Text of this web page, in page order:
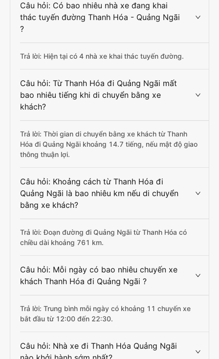
Câu hỏi: Có bao nhiêu nhà xe đang khai
thác tuyến đường Thanh Hóa - Quảng Ngãi
?
Trả lời: Hiện tại có 4 nhà xe khai thác tuyến đường.
Câu hỏi: Từ Thanh Hóa đi Quảng Ngãi mất
bao nhiêu tiếng khi di chuyển bằng xe
khách?
Trả lời: Thời gian di chuyển bằng xe khách từ Thanh
Hóa đi Quảng Ngãi khoảng 14.7 tiếng, nếu mật độ giao
thông thuận lợi.
Câu hỏi: Khoảng cách từ Thanh Hóa đi
Quảng Ngãi là bao nhiêu km nếu di chuyển
bằng xe khách?
Trả lời: Đoạn đường đi Quảng Ngãi từ Thanh Hóa có
chiều dài khoảng 761 km.
Câu hỏi: Mỗi ngày có bao nhiêu chuyến xe
khách Thanh Hóa đi Quảng Ngãi ?
Trả lời: Trung bình mỗi ngày có khoảng 11 chuyến xe
bắt đầu từ 12:00 đến 22:30.
Câu hỏi: Nhà xe đi Thanh Hóa Quảng Ngãi